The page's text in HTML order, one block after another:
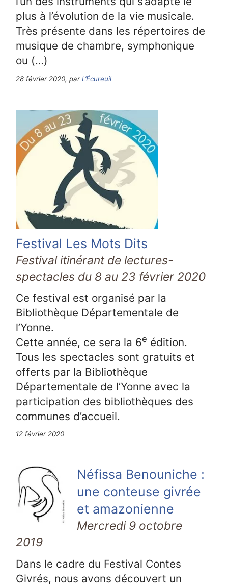
plus à l’évolution de la vie musicale.
Très présente dans les répertoires de
musique de chambre, symphonique
ou (…)
28 février 2020, parL’Écureuil
Festival Les Mots Dits
Festival itinérant de lectures-
spectacles du 8 au 23 février 2020
Ce festival est organisé par la
Bibliothèque Départementale de
l’Yonne.
Cette année, ce sera la 6e édition.
Tous les spectacles sont gratuits et
offerts par la Bibliothèque
Départementale de l’Yonne avec la
participation des bibliothèques des
communes d’accueil.
12 février 2020
Néfissa Benouniche :
une conteuse givrée
et amazonienne
Mercredi 9 octobre
2019
Dans le cadre du Festival Contes
Givrés, nous avons découvert un